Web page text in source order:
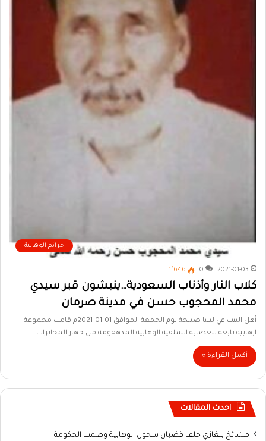
جرائم الوهابية
2021-01-03
0 1٬646
كلاب النار وأذناب السعودية…ينبشون قبر سيدي
محمد المحجوب حسن في مدينة صرمان
أهل البيت في ليبيا صبيحة يوم الجمعة الموافق 01-01-2021م قامت مجموعة
ارهابية تابعة للعصابة السلفية الوهابية المدهعومة من جهاز المخابرات…
أكمل القراءة »
احدث المقالات
مشائخ بنغازي خلف قضبان سجون الوهابية وصمت الحكومة